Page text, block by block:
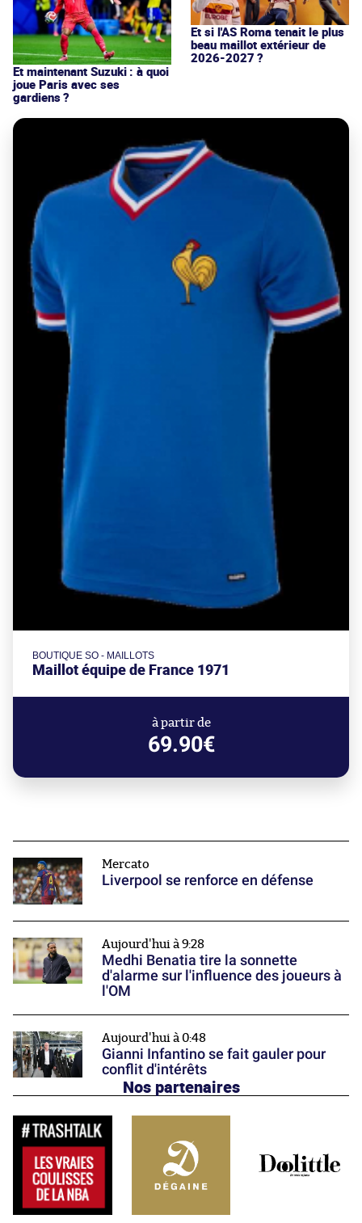
Et maintenant Suzuki : à quoi
joue Paris avec ses
gardiens ?
Et si l'AS Roma tenait le plus
beau maillot extérieur de
2026-2027 ?
BOUTIQUE SO - MAILLOTS
Maillot équipe de France 1971
à partir de
69.90€
Mercato
Liverpool se renforce en défense
Aujourd'hui à 9:28
Medhi Benatia tire la sonnette
d'alarme sur l'influence des joueurs à
l'OM
Aujourd'hui à 0:48
Gianni Infantino se fait gauler pour
conflit d'intérêts
Nos partenaires